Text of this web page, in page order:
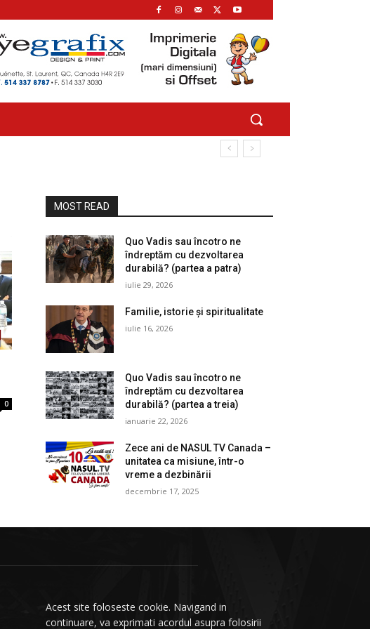
0
MOST READ
Quo Vadis sau încotro ne
îndreptăm cu dezvoltarea
durabilă? (partea a patra)
iulie 29, 2026
Familie, istorie și spiritualitate
iulie 16, 2026
Quo Vadis sau încotro ne
îndreptăm cu dezvoltarea
durabilă? (partea a treia)
ianuarie 22, 2026
Zece ani de NASUL TV Canada –
unitatea ca misiune, într-o
vreme a dezbinării
decembrie 17, 2025
Acest site foloseste cookie. Navigand in
continuare, va exprimati acordul asupra folosirii